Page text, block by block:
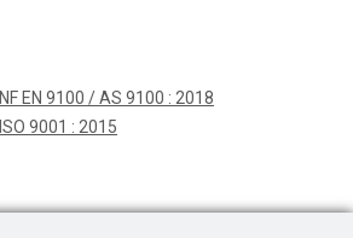
NF EN 9100 / AS 9100 : 2018
ISO 9001 : 2015